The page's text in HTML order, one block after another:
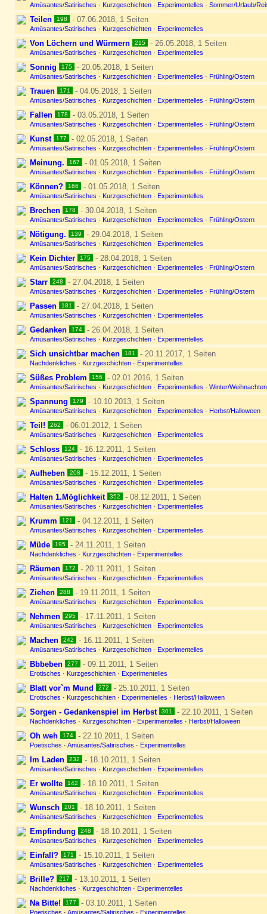
Amüsantes/Satirisches · Kurzgeschichten · Experimentelles · Sommer/Urlaub/
Teilen 198 - 07.06.2018, 1 Seiten
Amüsantes/Satirisches · Kurzgeschichten · Experimentelles
Von Löchern und Würmern 215 - 26.05.2018, 1 Seiten
Amüsantes/Satirisches · Kurzgeschichten · Experimentelles
Sonnig 175 - 20.05.2018, 1 Seiten
Amüsantes/Satirisches · Kurzgeschichten · Experimentelles · Frühling/Ostern
Trauen 171 - 04.05.2018, 1 Seiten
Amüsantes/Satirisches · Kurzgeschichten · Experimentelles · Frühling/Ostern
Fallen 178 - 03.05.2018, 1 Seiten
Amüsantes/Satirisches · Kurzgeschichten · Experimentelles · Frühling/Ostern
Kunst 177 - 02.05.2018, 1 Seiten
Amüsantes/Satirisches · Kurzgeschichten · Experimentelles · Frühling/Ostern
Meinung. 167 - 01.05.2018, 1 Seiten
Amüsantes/Satirisches · Kurzgeschichten · Experimentelles · Frühling/Ostern
Können? 166 - 01.05.2018, 1 Seiten
Amüsantes/Satirisches · Kurzgeschichten · Experimentelles
Brechen 178 - 30.04.2018, 1 Seiten
Amüsantes/Satirisches · Kurzgeschichten · Experimentelles · Frühling/Ostern
Nötigung. 139 - 29.04.2018, 1 Seiten
Amüsantes/Satirisches · Kurzgeschichten · Experimentelles
Kein Dichter 175 - 28.04.2018, 1 Seiten
Amüsantes/Satirisches · Kurzgeschichten · Experimentelles · Frühling/Ostern
Starr 248 - 27.04.2018, 1 Seiten
Amüsantes/Satirisches · Kurzgeschichten · Experimentelles · Frühling/Ostern
Passen 181 - 27.04.2018, 1 Seiten
Amüsantes/Satirisches · Kurzgeschichten · Experimentelles
Gedanken 174 - 26.04.2018, 1 Seiten
Amüsantes/Satirisches · Kurzgeschichten · Experimentelles
Sich unsichtbar machen 181 - 20.11.2017, 1 Seiten
Nachdenkliches · Kurzgeschichten · Experimentelles
Süßes Problem 156 - 02.01.2016, 1 Seiten
Amüsantes/Satirisches · Kurzgeschichten · Experimentelles · Winter/
Spannung 179 - 10.10.2013, 1 Seiten
Amüsantes/Satirisches · Kurzgeschichten · Experimentelles · Herbst/Halloween
Teil! 262 - 06.01.2012, 1 Seiten
Amüsantes/Satirisches · Kurzgeschichten · Experimentelles
Schloss 124 - 16.12.2011, 1 Seiten
Amüsantes/Satirisches · Kurzgeschichten · Experimentelles
Aufheben 208 - 15.12.2011, 1 Seiten
Amüsantes/Satirisches · Kurzgeschichten · Experimentelles
Halten 1.Möglichkeit 352 - 08.12.2011, 1 Seiten
Amüsantes/Satirisches · Kurzgeschichten · Experimentelles
Krumm 121 - 04.12.2011, 1 Seiten
Amüsantes/Satirisches · Kurzgeschichten · Experimentelles
Müde 195 - 24.11.2011, 1 Seiten
Nachdenkliches · Kurzgeschichten · Experimentelles
Räumen 172 - 20.11.2011, 1 Seiten
Amüsantes/Satirisches · Kurzgeschichten · Experimentelles
Ziehen 288 - 19.11.2011, 1 Seiten
Amüsantes/Satirisches · Kurzgeschichten · Experimentelles
Nehmen 295 - 17.11.2011, 1 Seiten
Amüsantes/Satirisches · Kurzgeschichten · Experimentelles
Machen 242 - 16.11.2011, 1 Seiten
Amüsantes/Satirisches · Kurzgeschichten · Experimentelles
Bbbeben 277 - 09.11.2011, 1 Seiten
Erotisches · Kurzgeschichten · Experimentelles
Blatt vor`m Mund 272 - 25.10.2011, 1 Seiten
Erotisches · Kurzgeschichten · Experimentelles · Herbst/Halloween
Sorgen - Gedankenspiel im Herbst 301 - 22.10.2011, 1 Seiten
Nachdenkliches · Kurzgeschichten · Experimentelles · Herbst/Halloween
Oh weh 174 - 22.10.2011, 1 Seiten
Poetisches · Amüsantes/Satirisches · Experimentelles
Im Laden 232 - 18.10.2011, 1 Seiten
Amüsantes/Satirisches · Kurzgeschichten · Experimentelles
Er wollte 142 - 18.10.2011, 1 Seiten
Amüsantes/Satirisches · Kurzgeschichten · Experimentelles
Wunsch 201 - 18.10.2011, 1 Seiten
Amüsantes/Satirisches · Kurzgeschichten · Experimentelles
Empfindung 248 - 18.10.2011, 1 Seiten
Amüsantes/Satirisches · Kurzgeschichten · Experimentelles
Einfall? 171 - 15.10.2011, 1 Seiten
Amüsantes/Satirisches · Kurzgeschichten · Experimentelles
Brille? 217 - 13.10.2011, 1 Seiten
Nachdenkliches · Kurzgeschichten · Experimentelles
Na Bitte! 177 - 03.10.2011, 1 Seiten
Poetisches · Amüsantes/Satirisches · Experimentelles